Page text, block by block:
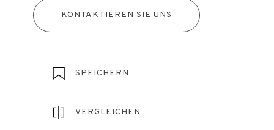
KONTAKTIEREN SIE UNS
SPEICHERN
VERGLEICHEN